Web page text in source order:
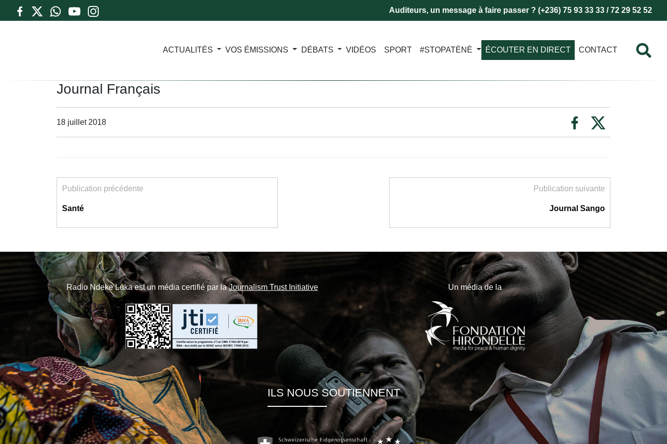
Auditeurs, un message à faire passer ? (+236) 75 93 33 33 / 72 29 52 52
ACTUALITÉS VOS ÉMISSIONS DÉBATS VIDÉOS SPORT #STOPATÈNÈ ÉCOUTER EN DIRECT CONTACT
Journal Français
18 juillet 2018
Publication précédente
Santé
Publication suivante
Journal Sango
Radio Ndeke Luka est un média certifié par laJournalism Trust Initiative Un média de la
ILS NOUS SOUTIENNENT